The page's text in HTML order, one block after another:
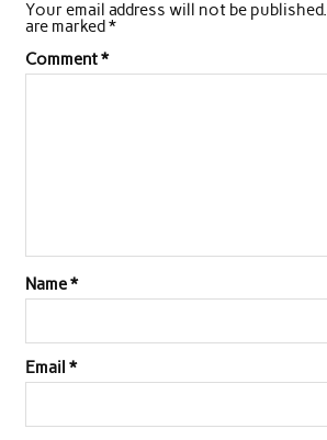
Your email address will not be published.
are marked*
Comment*
Name*
Email *